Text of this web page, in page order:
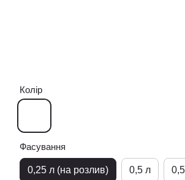
Колір
Фасування
0,25 л (на розлив) 0,5 л